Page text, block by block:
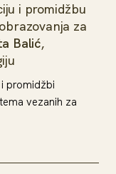
i promidžbu
za
Balić,
promidžbi
vezanih za